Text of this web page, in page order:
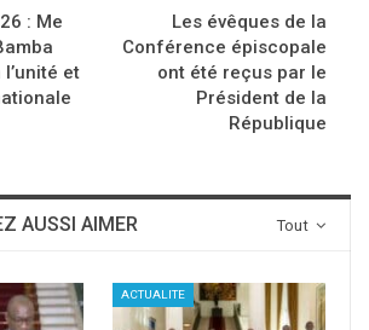
: Me
et
Les évêques de la
Conférence épiscopale
ont été reçus par le
Président de la
République
Tout
AUSSI AIMER
ACTUALITE